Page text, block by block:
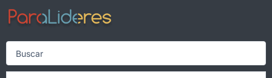
Skip
content
Search